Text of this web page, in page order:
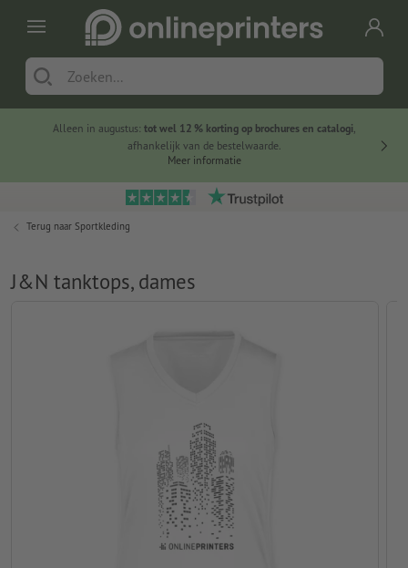
Alleen in augustus: tot wel 12 % korting op brochures en catalogi,
afhankelijk van de bestelwaarde.
Meer informatie
Terug naar Sportkleding
J&N tanktops, dames